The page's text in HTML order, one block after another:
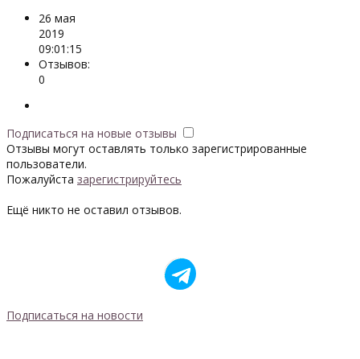
26 мая
2019
09:01:15
Отзывов:
0
Подписаться на новые отзывы
Отзывы могут оставлять только зарегистрированные
пользователи.
Пожалуйста зарегистрируйтесь
Ещё никто не оставил отзывов.
Подписаться на новости